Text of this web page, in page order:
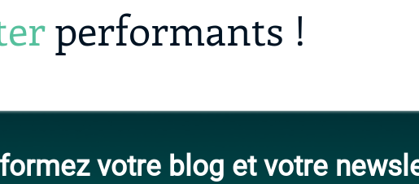
performants !
votre blog et votre